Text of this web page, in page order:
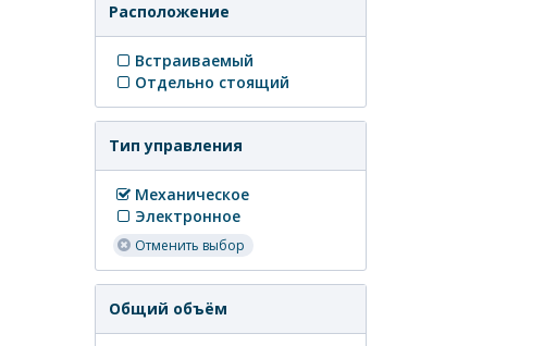
Расположение
Встраиваемый
Отдельно стоящий
Тип управления
Механическое
Электронное
Отменить выбор
Общий объём